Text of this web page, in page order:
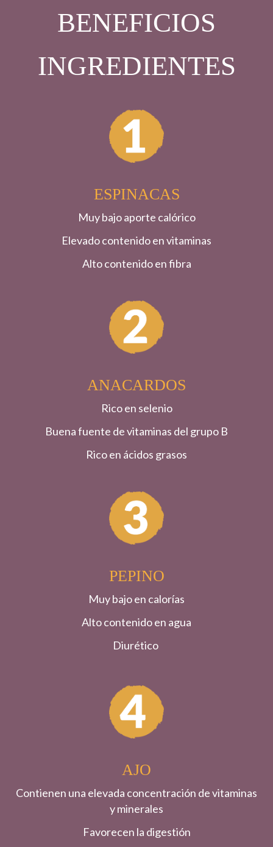
BENEFICIOS
INGREDIENTES
ESPINACAS
Muy bajo aporte calórico
Elevado contenido en vitaminas
Alto contenido en fibra
ANACARDOS
Rico en selenio
Buena fuente de vitaminas del grupo B
Rico en ácidos grasos
PEPINO
Muy bajo en calorías
Alto contenido en agua
Diurético
AJO
Contienen una elevada concentración de vitaminas
y minerales
Favorecen la digestión